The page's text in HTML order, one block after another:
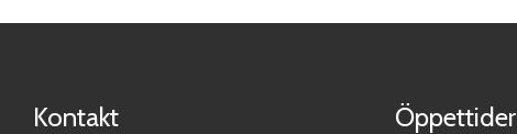
Kontakt Öppettider